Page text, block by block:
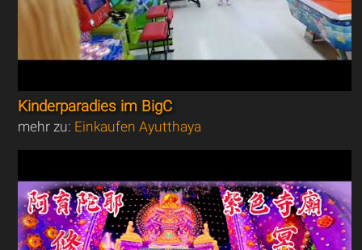
Kinderparadies im BigC
mehr zu: Einkaufen Ayutthaya